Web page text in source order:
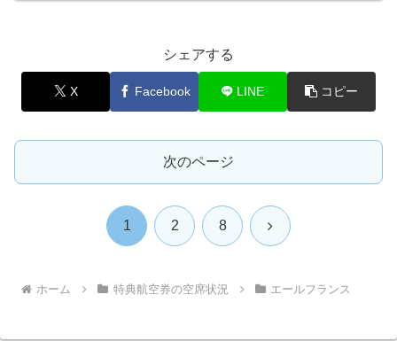
シェアする
X Facebook LINE コピー
次のページ
1 2 8 次
ホーム 特典航空券の空席状況 エールフランス